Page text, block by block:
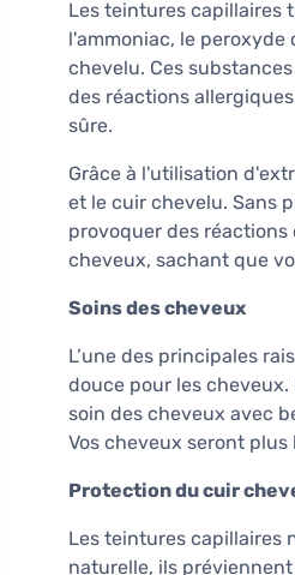
Les teintures capillaires
l'ammoniac, le
chevelu. Ces
des réactions
sûre.
Grâce à l'utilisation
et le cuir chevelu. Sans
provoquer des
cheveux, sachant que
Soins des cheveux
L’une des principales
douce pour les
soin des cheveux avec
Vos cheveux seront
Protection du cuir
Les teintures capillaires
naturelle, ils